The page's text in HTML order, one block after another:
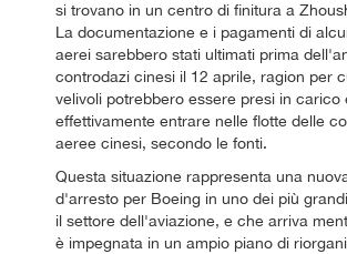
si trovano in un centro di finitura a
La documentazione e i pagamenti di
aerei sarebbero stati ultimati prima
controdazi cinesi il 12 aprile, ragion per
velivoli potrebbero essere presi in carico
effettivamente entrare nelle flotte delle
aeree cinesi, secondo le fonti.
Questa situazione rappresenta una
d'arresto per Boeing in uno dei più
il settore dell'aviazione, e che arriva
è impegnata in un ampio piano di